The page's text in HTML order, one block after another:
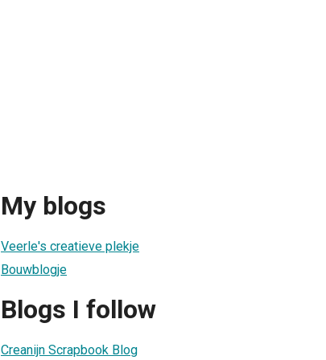
My blogs
Veerle's creatieve plekje
Bouwblogje
Blogs I follow
Creanijn Scrapbook Blog